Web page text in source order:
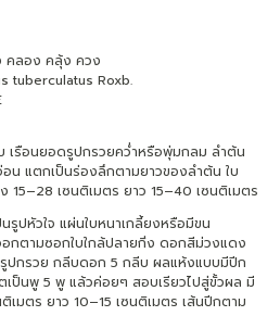
คลอง คลุ้ง ควง
tuberculatus Roxb.
เรือนยอดรูปกรวยคว่ำหรือพุ่มกลม ลำต้น
น แตกเป็นร่องลึกตามยาวของลำต้น ใบ
15–28 เซนติเมตร ยาว 15–40 เซนติเมตร
รูปหัวใจ แผ่นใบหนาเกลี้ยงหรือมีขน
อกตามซอกใบใกล้ปลายกิ่ง ดอกสีม่วงแดง
ปกรวย กลีบดอก 5 กลีบ ผลแห้งแบบมีปีก
ป็นพู 5 พู แล้วค่อยๆ สอบเรียวไปสู่ขั้วผล มี
เมตร ยาว 10–15 เซนติเมตร เส้นปีกตาม